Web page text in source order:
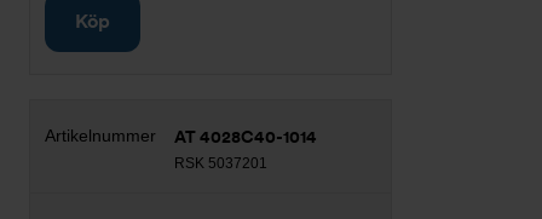
Köp
AT 4028C40-1014
RSK 5037201